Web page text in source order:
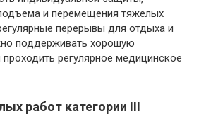
и перемещения тяжелых
перерывы для отдыха и
поддерживать хорошую
регулярное медицинское
работ категории III